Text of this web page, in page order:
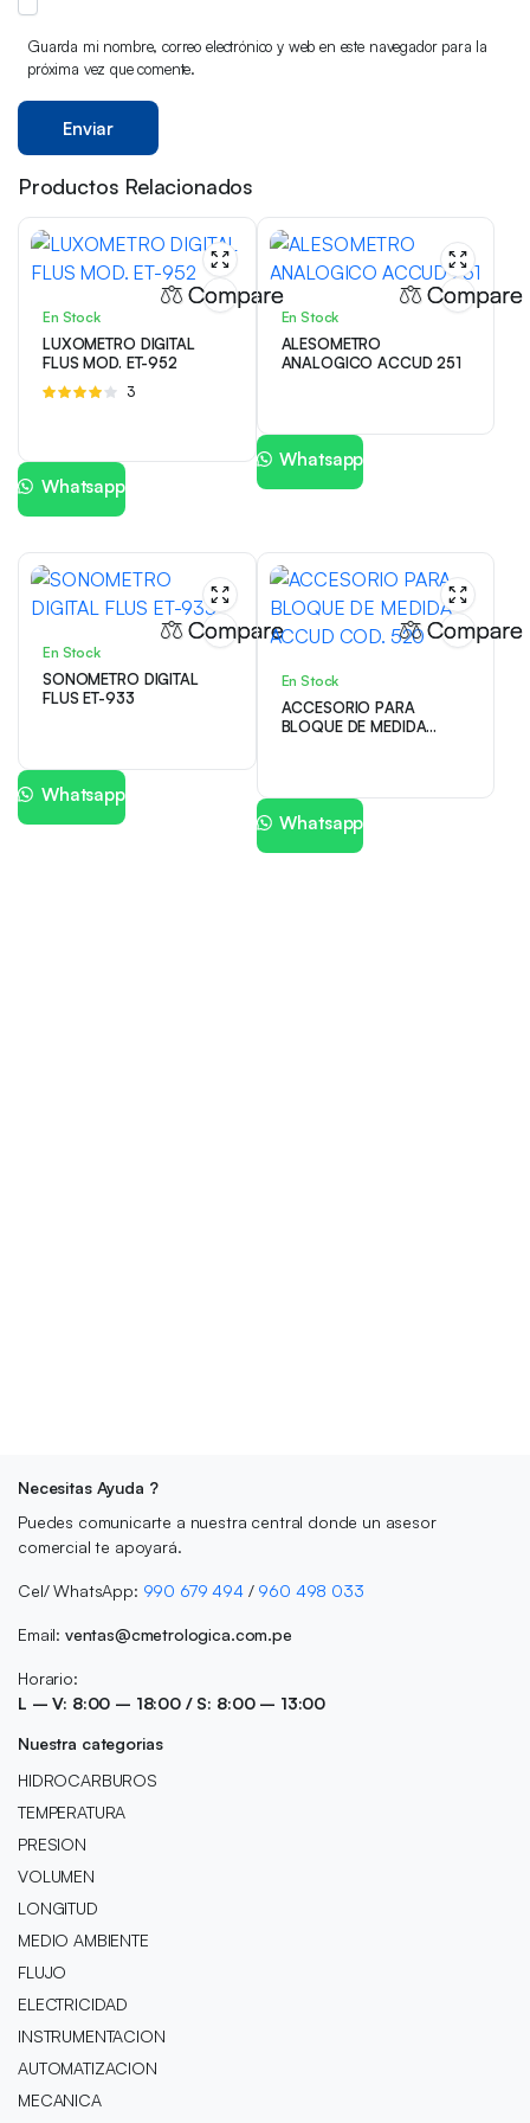
Guarda mi nombre, correo electrónico y web en este navegador para la
próxima vez que comente.
Productos Relacionados
Compare
En Stock
LUXOMETRO DIGITAL
FLUS MOD. ET-952
Valorado
3
Whatsapp
Compare
En Stock
ALESOMETRO
ANALOGICO ACCUD 251
Whatsapp
Compare
En Stock
SONOMETRO DIGITAL
FLUS ET-933
Whatsapp
Compare
En Stock
ACCESORIO PARA
BLOQUE DE MEDIDA
Whatsapp
Necesitas Ayuda ?
Puedes comunicarte a nuestra central donde un asesor
comercial te apoyará.
Cel/ WhatsApp: 990 679 494/ 960 498 033
Email: ventas@cmetrologica.com.pe
Horario:
L – V: 8:00 – 18:00 / S: 8:00 – 13:00
Nuestra categorias
HIDROCARBUROS
TEMPERATURA
PRESION
VOLUMEN
LONGITUD
MEDIO AMBIENTE
FLUJO
ELECTRICIDAD
INSTRUMENTACION
AUTOMATIZACION
MECANICA